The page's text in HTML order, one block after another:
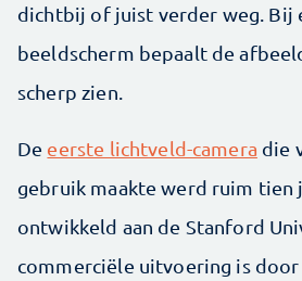
dichtbij of juist verder weg. Bij
beeldscherm bepaalt de
scherp zien.
De eerste lichtveld-camera die
gebruik maakte werd ruim tien
ontwikkeld aan de Stanford
commerciële uitvoering is